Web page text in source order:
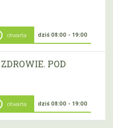
otwarta dziś 08:00 - 19:00
POD
otwarta dziś 08:00 - 19:00